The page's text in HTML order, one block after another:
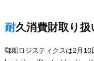
耐久消費財取り
郵船ロジスティクスは2月10